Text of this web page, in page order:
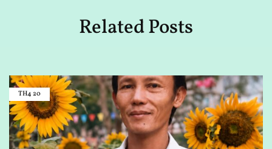
Related Posts
TH4 20